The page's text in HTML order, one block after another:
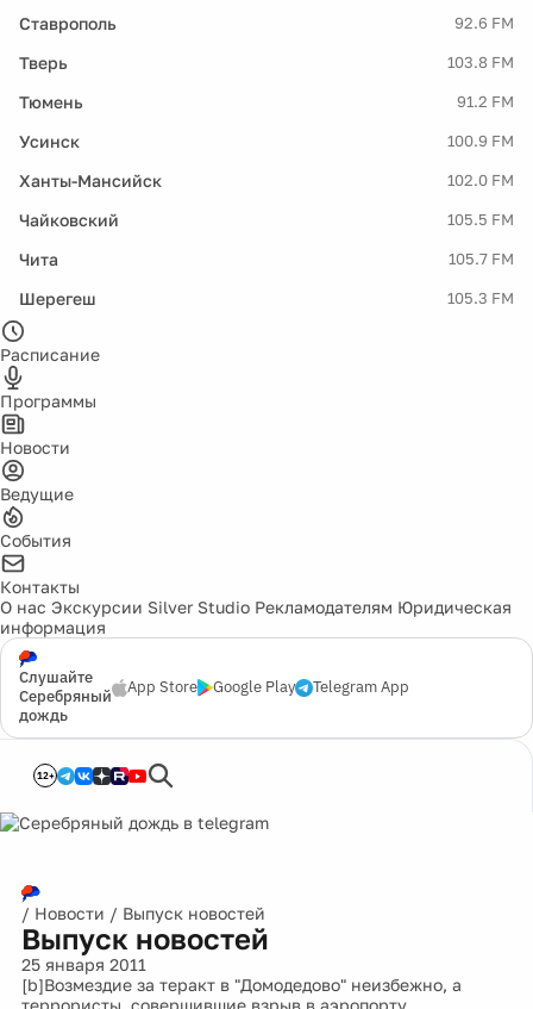
Ставрополь 92.6 FM
Тверь 103.8 FM
Тюмень 91.2 FM
Усинск 100.9 FM
Ханты-Мансийск 102.0 FM
Чайковский 105.5 FM
Чита 105.7 FM
Шерегеш 105.3 FM
Расписание
Программы
Новости
Ведущие
События
Контакты
О нас Экскурсии Silver Studio Рекламодателям Юридическая
информация
Слушайте
Серебряный
дождь
App Store Google Play Telegram App
12+
/ Новости / Выпуск новостей
Выпуск новостей
25 января 2011
[b]Возмездие за теракт в "Домодедово" неизбежно, а